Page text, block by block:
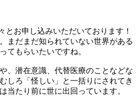
とお申し込みいただいております！
まだまだ知られていない世界がある
てもらいたいですね。
、潜在意識、代替医療のことなどな
しろ「怪しい」と一括りにされてき
当たり前に世に出回っています。